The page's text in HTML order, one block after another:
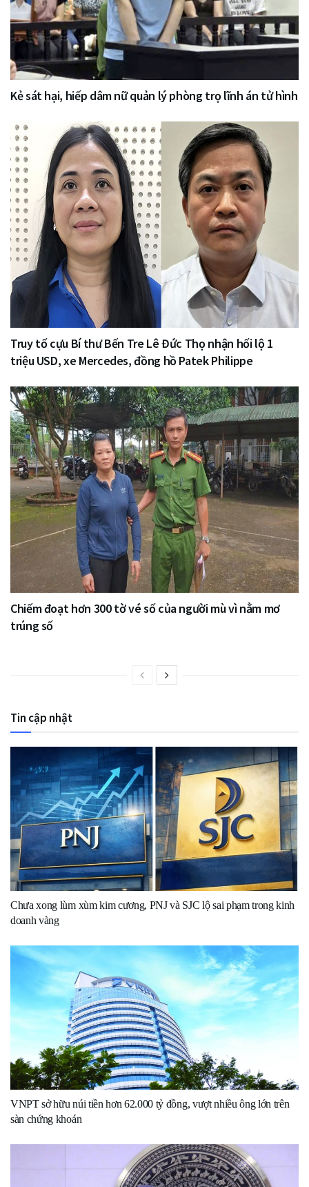
Kẻ sát hại, hiếp dâm nữ quản lý phòng trọ lĩnh án tử hình
Truy tố cựu Bí thư Bến Tre Lê Đức Thọ nhận hối lộ 1
triệu USD, xe Mercedes, đồng hồ Patek Philippe
Chiếm đoạt hơn 300 tờ vé số của người mù vì nằm mơ
trúng số
Tin cập nhật
Chưa xong lùm xùm kim cương, PNJ và SJC lộ sai phạm trong kinh
doanh vàng
VNPT sở hữu núi tiền hơn 62.000 tỷ đồng, vượt nhiều ông lớn trên
sàn chứng khoán